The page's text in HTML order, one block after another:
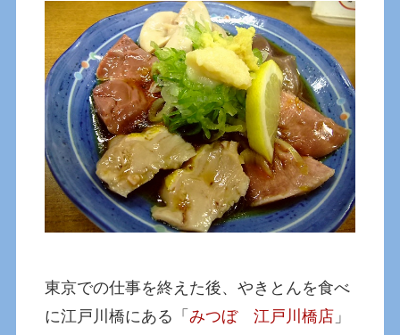
東京での仕事を終えた後、やきとんを食べ
に江戸川橋にある「みつぼ 江戸川橋店 」